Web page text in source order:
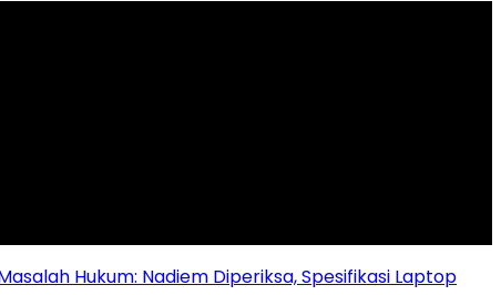
Hukum: Nadiem Diperiksa, Spesifikasi Laptop